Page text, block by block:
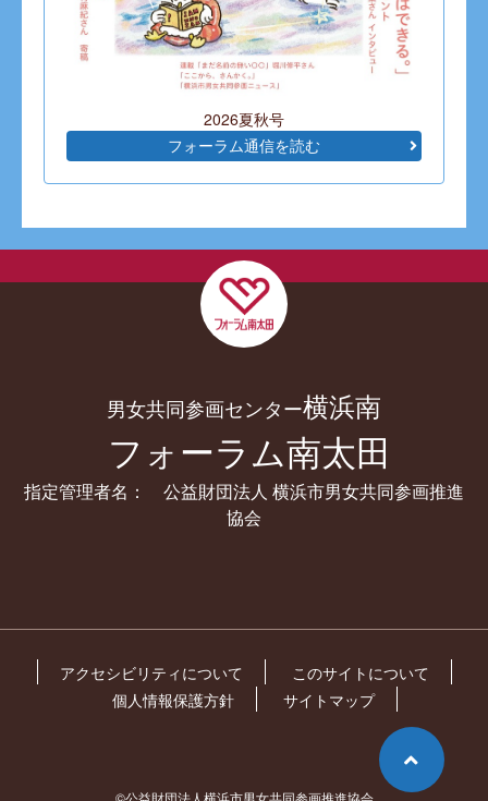
2026夏秋号
フォーラム通信を読む
男女共同参画センター横浜南
フォーラム南太田
指定管理者名： 公益財団法人 横浜市男女共同参画推進
協会
アクセシビリティについて
このサイトについて
個人情報保護方針
サイトマップ